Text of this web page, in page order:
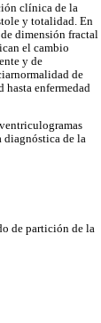
clínica de la
y totalidad. En
dimensión fractal
el cambio
y de
de
enfermedad
diagnóstica de la
de partición de la